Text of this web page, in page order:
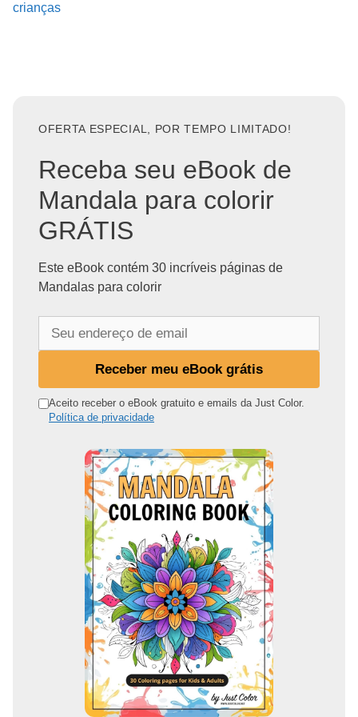
crianças
OFERTA ESPECIAL, POR TEMPO LIMITADO!
Receba seu eBook de
Mandala para colorir
GRÁTIS
Este eBook contém 30 incríveis páginas de
Mandalas para colorir
n
Receber meu eBook grátis
Aceito receber o eBook gratuito e emails da Just Color.
Política de privacidade